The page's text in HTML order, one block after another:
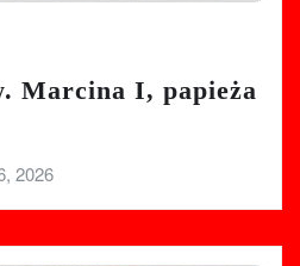
Marcina I, papieża
2026